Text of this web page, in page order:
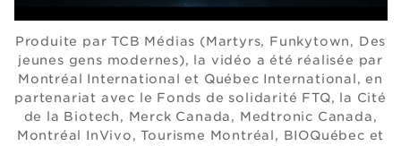
Produite par TCB Médias (Martyrs, Funkytown, Des
jeunes gens modernes), la vidéo a été réalisée par
Montréal International et Québec International, en
partenariat avec le Fonds de solidarité FTQ, la Cité
de la Biotech, Merck Canada, Medtronic Canada,
Montréal InVivo, Tourisme Montréal, BIOQuébec et